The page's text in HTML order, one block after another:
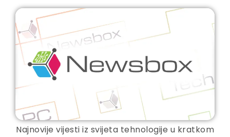
Najnovije vijesti iz svijeta tehnologije u kratkom